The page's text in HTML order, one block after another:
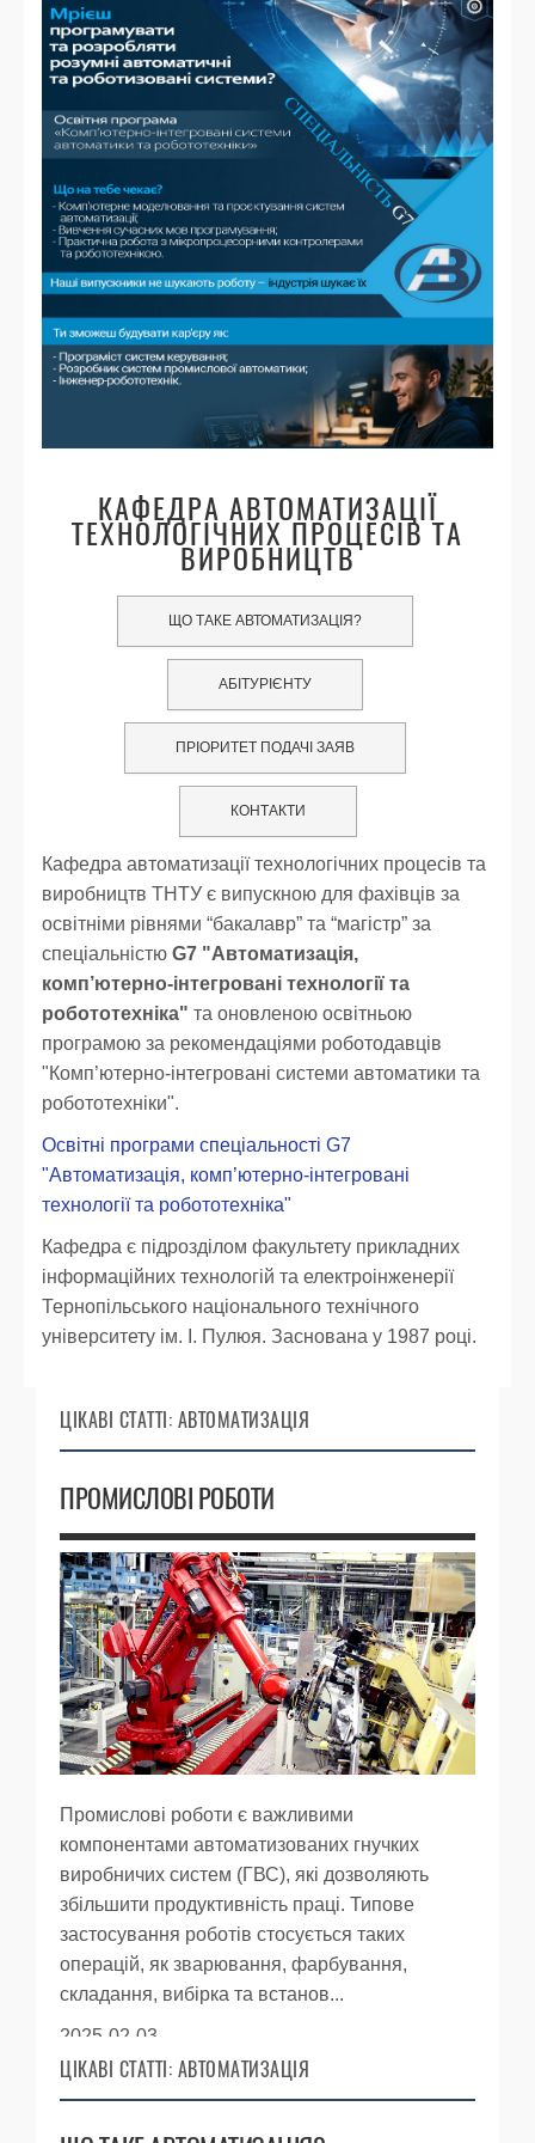
КАФЕДРА АВТОМАТИЗАЦІЇ
ТЕХНОЛОГІЧНИХ ПРОЦЕСІВ ТА
ВИРОБНИЦТВ
ЩО ТАКЕ АВТОМАТИЗАЦІЯ?
АБІТУРІЄНТУ
ПРІОРИТЕТ ПОДАЧІ ЗАЯВ
КОНТАКТИ
Кафедра автоматизації технологічних процесів та
виробництв ТНТУ є випускною для фахівців за
освітніми рівнями “бакалавр” та “магістр” за
спеціальністюG7 "Автоматизація,
комп’ютерно-інтегровані технології та
робототехніка" та оновленою освітньою
програмою за рекомендаціями роботодавців
"Комп’ютерно-інтегровані системи автоматики та
робототехніки".
Освітні програми спеціальності G7
"Автоматизація, комп’ютерно-інтегровані
технології та робототехніка"
Кафедра є підрозділом факультету прикладних
інформаційних технологій та електроінженерії
Тернопільського національного технічного
університету ім. І. Пулюя. Заснована у 1987 році.
ЦІКАВІ СТАТТІ: АВТОМАТИЗАЦІЯ
ПРОМИСЛОВІ РОБОТИ
Промислові роботи є важливими
компонентами автоматизованих гнучких
виробничих систем (ГВС), які дозволяють
збільшити продуктивність праці. Типове
застосування роботів стосується таких
операцій, як зварювання, фарбування,
складання, вибірка та встанов...
2025-02-03
ЦІКАВІ СТАТТІ: АВТОМАТИЗАЦІЯ